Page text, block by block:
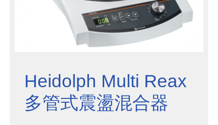
Heidolph Multi Reax
多管式震盪混合器